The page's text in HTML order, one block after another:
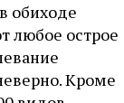
обиходе
любое острое
Кроме